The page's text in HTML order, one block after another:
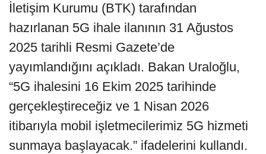
İletişim Kurumu (BTK) tarafından
hazırlanan 5G ihale ilanının 31 Ağustos
2025 tarihli Resmi Gazete’de
yayımlandığını açıkladı. Bakan Uraloğlu,
“5G ihalesini 16 Ekim 2025 tarihinde
gerçekleştireceğiz ve 1 Nisan 2026
itibarıyla mobil işletmecilerimiz 5G hizmeti
sunmaya başlayacak.” ifadelerini kullandı.